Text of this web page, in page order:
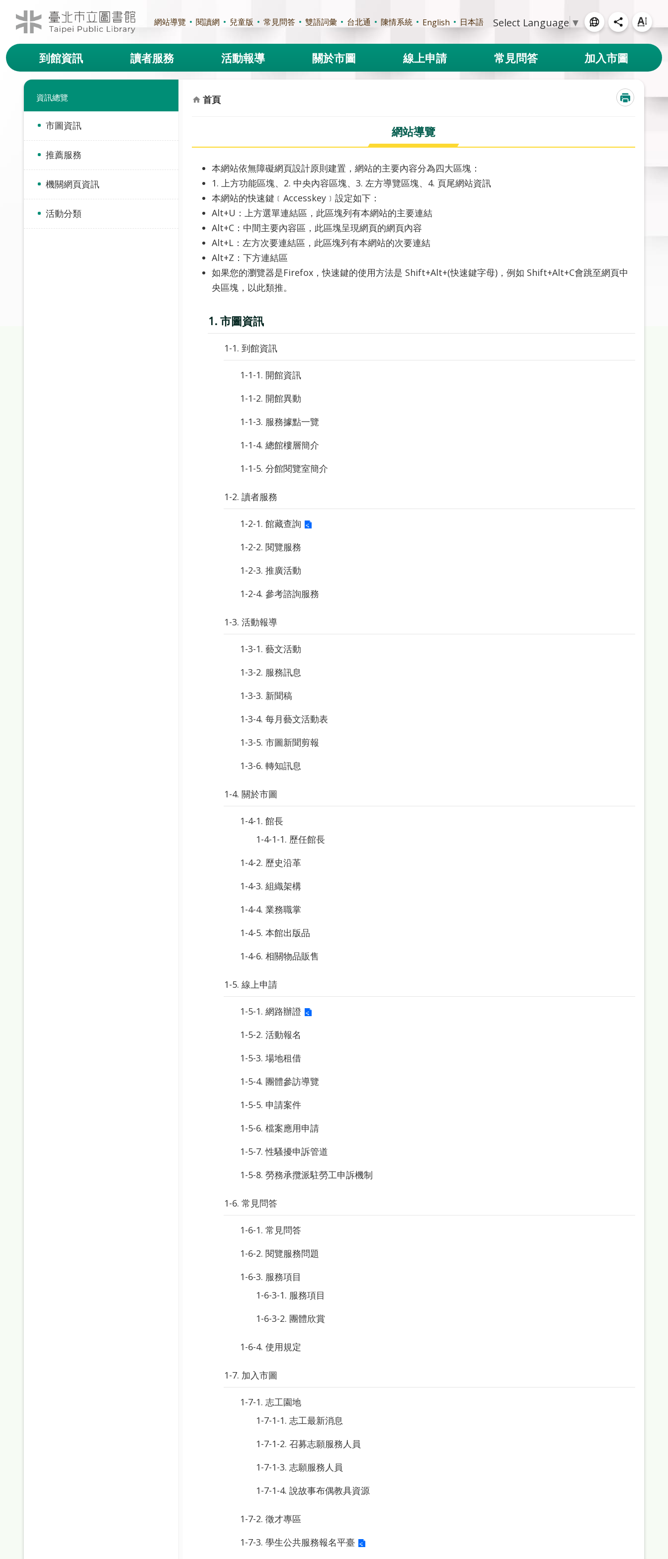
跳到主要內容區塊
網站導覽 閱讀網 兒童版 常見問答 雙語詞彙 台北通 陳情系統 English 日本語 Select Language ▼
到館資訊 讀者服務 活動報導 關於市圖 線上申請 常見問答 加入市圖
資訊總覽
市圖資訊
推薦服務
機關網頁資訊
活動分類
首頁
網站導覽
本網站依無障礙網頁設計原則建置，網站的主要內容分為四大區塊：
1. 上方功能區塊、2. 中央內容區塊、3. 左方導覽區塊、4. 頁尾網站資訊
本網站的快速鍵﹝Accesskey﹞設定如下：
Alt+U：上方選單連結區，此區塊列有本網站的主要連結
Alt+C：中間主要內容區，此區塊呈現網頁的網頁內容
Alt+L：左方次要連結區，此區塊列有本網站的次要連結
Alt+Z：下方連結區
如果您的瀏覽器是Firefox，快速鍵的使用方法是 Shift+Alt+(快速鍵字母)，例如 Shift+Alt+C會跳至網頁中
央區塊，以此類推。
1. 市圖資訊
1-1. 到館資訊
1-1-1. 開館資訊
1-1-2. 開館異動
1-1-3. 服務據點一覽
1-1-4. 總館樓層簡介
1-1-5. 分館閱覽室簡介
1-2. 讀者服務
1-2-1. 館藏查詢
1-2-2. 閱覽服務
1-2-3. 推廣活動
1-2-4. 參考諮詢服務
1-3. 活動報導
1-3-1. 藝文活動
1-3-2. 服務訊息
1-3-3. 新聞稿
1-3-4. 每月藝文活動表
1-3-5. 市圖新聞剪報
1-3-6. 轉知訊息
1-4. 關於市圖
1-4-1. 館長
1-4-1-1. 歷任館長
1-4-2. 歷史沿革
1-4-3. 組織架構
1-4-4. 業務職掌
1-4-5. 本館出版品
1-4-6. 相關物品販售
1-5. 線上申請
1-5-1. 網路辦證
1-5-2. 活動報名
1-5-3. 場地租借
1-5-4. 團體參訪導覽
1-5-5. 申請案件
1-5-6. 檔案應用申請
1-5-7. 性騷擾申訴管道
1-5-8. 勞務承攬派駐勞工申訴機制
1-6. 常見問答
1-6-1. 常見問答
1-6-2. 閱覽服務問題
1-6-3. 服務項目
1-6-3-1. 服務項目
1-6-3-2. 團體欣賞
1-6-4. 使用規定
1-7. 加入市圖
1-7-1. 志工園地
1-7-1-1. 志工最新消息
1-7-1-2. 召募志願服務人員
1-7-1-3. 志願服務人員
1-7-1-4. 說故事布偶教具資源
1-7-2. 徵才專區
1-7-3. 學生公共服務報名平臺